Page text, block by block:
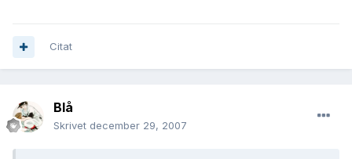
Citat
Blå
Skrivet december 29, 2007